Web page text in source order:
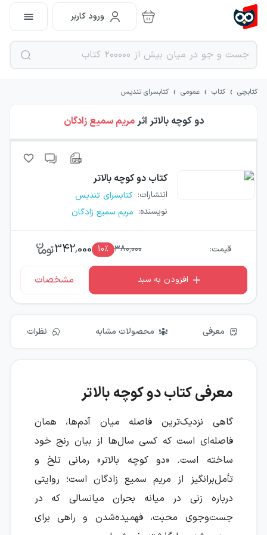
ورود کاربر
کتابچی › کتاب › عمومی › کتابسرای تندیس
دو کوچه بالاتر اثرمریم سمیع زادگان
کتاب دو کوچه بالاتر
انتشارات: کتابسرای تندیس
نویسنده: مریم سمیع زادگان
قیمت: 380,000
10٪ 342,000
افزودن به سبد مشخصات
معرفی محصولات مشابه نظرات
معرفی کتاب دو کوچه بالاتر
گاهی نزدیک‌ترین فاصله میان آدم‌ها، همان
فاصله‌ای است که کسی سال‌ها از بیان رنج خود
ساخته است. «دو کوچه بالاتر» رمانی تلخ و
تأمل‌برانگیز از مریم سمیع زادگان است؛ روایتی
درباره زنی در میانه بحران میانسالی که در
جست‌وجوی محبت، فهمیده‌شدن و راهی برای